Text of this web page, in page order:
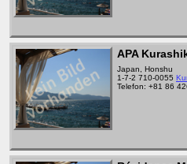
APA
Japan, Honshu
1-7-2 710-0055
Telefon: +81 86